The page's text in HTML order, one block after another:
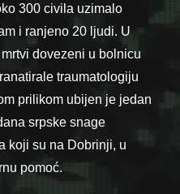
300 civila uzimalo
i ranjeno 20 ljudi. U
dovezeni u bolnicu
traumatologiju
prilikom ubijen je jedan
srpske snage
koji su na Dobrinji, u
pomoć.